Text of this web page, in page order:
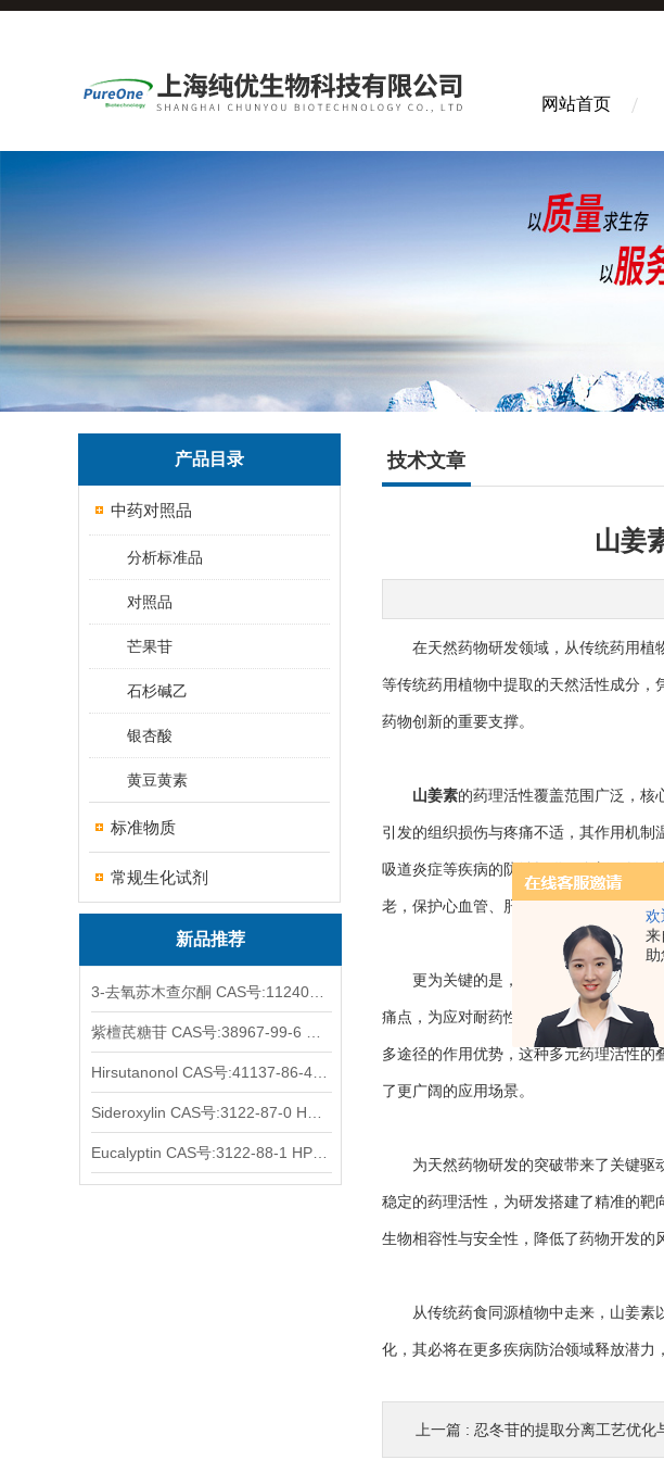
欢
来
助
网站首页
产品目录
中药对照品
分析标准品
对照品
芒果苷
石杉碱乙
银杏酸
黄豆黄素
标准物质
常规生化试剂
新品推荐
技术文章
山姜
在天然药物研发领域，从传统药用植物
等传统药用植物中提取的天然活性成分
药物创新的重要支撑。
山姜素的药理活性覆盖范围广泛，核
引发的组织损伤与疼痛不适，其作用机
吸道炎症等疾病的防治提供了全新天然
老，保护心血管、肝脏等重要器官，为抗
更为关键的是，山姜素在抗菌领域展现
痛点，为应对耐药性细菌感染、开发新型
多途径的作用优势，这种多元药理活性
了更广阔的应用场景。
为天然药物研发的突破带来了关键驱动
稳定的药理活性，为研发搭建了精准的
生物相容性与安全性，降低了药物开发的
从传统药食同源植物中走来，山姜素以
化，其必将在更多疾病防治领域释放潜力
上一篇 : 忍冬苷的提取分离工艺优化